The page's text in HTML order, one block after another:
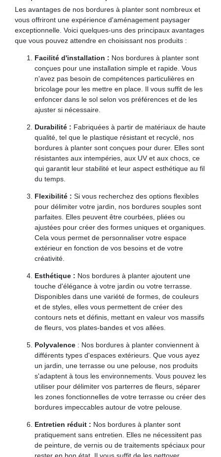
Les avantages de nos bordures à planter sont nombreux et
vous offriront une expérience d'aménagement paysager
exceptionnelle. Voici quelques-uns des principaux avantages
que vous pouvez attendre en choisissant nos produits :
Facilité d'installation : Nos bordures à planter sont
conçues pour une installation simple et rapide. Vous
n'avez pas besoin de compétences particulières en
bricolage pour les mettre en place. Il vous suffit de les
enfoncer dans le sol selon vos préférences et de les
ajuster si nécessaire.
Durabilité : Fabriquées à partir de matériaux de haute
qualité, tel que le plastique résistant et recyclé, nos
bordures à planter sont conçues pour durer. Elles sont
résistantes aux intempéries, aux UV et aux chocs, ce
qui garantit leur stabilité et leur aspect esthétique au fil
du temps.
Flexibilité : Si vous recherchez des options flexibles
pour délimiter votre jardin, nos bordures souples sont
parfaites. Elles peuvent être courbées, pliées ou
ajustées pour créer des formes uniques et organiques.
Cela vous permet de personnaliser votre espace
extérieur en fonction de vos besoins et de votre
créativité.
Esthétique : Nos bordures à planter ajoutent une
touche d'élégance à votre jardin ou votre terrasse.
Disponibles dans une variété de formes, de couleurs
et de styles, elles vous permettent de créer des
contours nets et définis, mettant en valeur vos massifs
de fleurs, vos plates-bandes et vos allées.
Polyvalence : Nos bordures à planter conviennent à
différents types d'espaces extérieurs. Que vous ayez
un jardin, une terrasse ou une pelouse, nos produits
s'adaptent à tous les environnements. Vous pouvez les
utiliser pour délimiter vos parterres de fleurs, séparer
les zones fonctionnelles de votre terrasse ou créer des
bordures impeccables autour de votre pelouse.
Entretien réduit : Nos bordures à planter sont
pratiquement sans entretien. Elles ne nécessitent pas
de peinture, de vernis ou de traitements spéciaux pour